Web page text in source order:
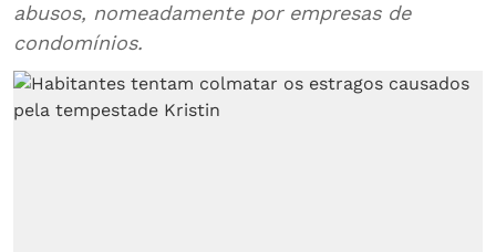
abusos, nomeadamente por empresas de
condomínios.